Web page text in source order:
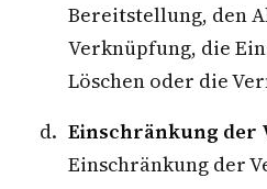
Bereitstellung, den
Verknüpfung, die
Löschen oder die
Einschränkung der
Einschränkung der